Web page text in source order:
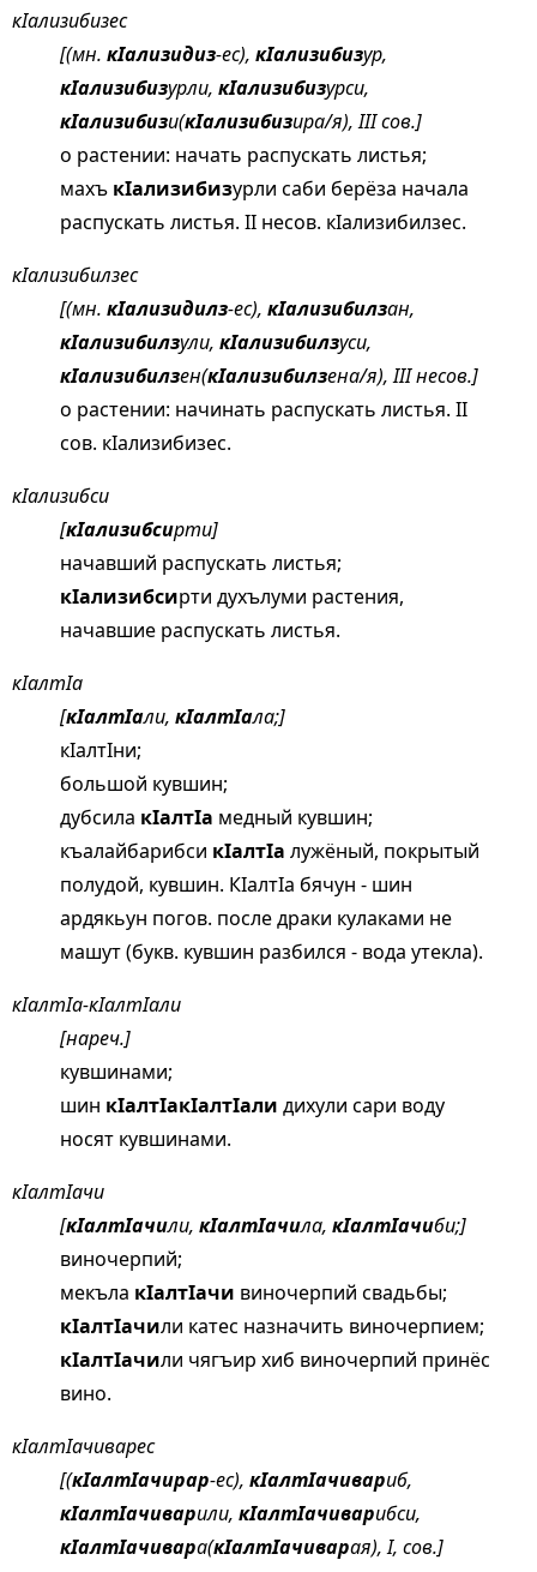
кIализибизес
[(мн. кIализидиз-ес), кIализибизур,
кIализибизурли, кIализибизурси,
кIализибизи(кIализибизира/я), III сов.]
о растении: начать распускать листья;
махъ кIализибизурли саби берёза начала
распускать листья. II несов. кIализибилзес.
кIализибилзес
[(мн. кIализидилз-ес), кIализибилзан,
кIализибилзули, кIализибилзуси,
кIализибилзен(кIализибилзена/я), III несов.]
о растении: начинать распускать листья. II
сов. кIализибизес.
кIализибси
[кIализибсирти]
начавший распускать листья;
кIализибсирти духълуми растения,
начавшие распускать листья.
кIалтIа
[кIалтIали, кIалтIала;]
кIалтIни;
большой кувшин;
дубсила кIалтIа медный кувшин;
къалайбарибси кIалтIа лужёный, покрытый
полудой, кувшин. КIалтIа бячун - шин
ардякьун погов. после драки кулаками не
машут (букв. кувшин разбился - вода утекла).
кIалтIа-кIалтIали
[нареч.]
кувшинами;
шин кIалтIакIалтIали дихули сари воду
носят кувшинами.
кIалтIачи
[кIалтIачили, кIалтIачила, кIалтIачиби;]
виночерпий;
мекъла кIалтIачи виночерпий свадьбы;
кIалтIачили катес назначить виночерпием;
кIалтIачили чягъир хиб виночерпий принёс
вино.
кIалтIачиварес
[(кIалтIачирар-ес), кIалтIачивариб,
кIалтIачиварили, кIалтIачиварибси,
кIалтIачивара(кIалтIачиварая), I, сов.]